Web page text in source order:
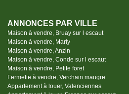
ANNONCES PAR VILLE
Maison à vendre, Bruay sur l escaut
Maison à vendre, Marly
Maison à vendre, Anzin
Maison à vendre, Conde sur l escaut
Maison à vendre, Petite foret
Fermette à vendre, Verchain maugre
Appartement à louer, Valenciennes